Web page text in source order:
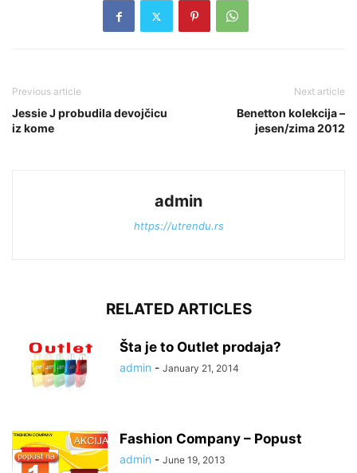
Previous article
Jessie J probudila devojčicu
iz kome
Next article
Benetton kolekcija –
jesen/zima 2012
admin
https://utrendu.rs
RELATED ARTICLES
Šta je to Outlet prodaja?
admin - January 21, 2014
Fashion Company – Popust
admin - June 19, 2013